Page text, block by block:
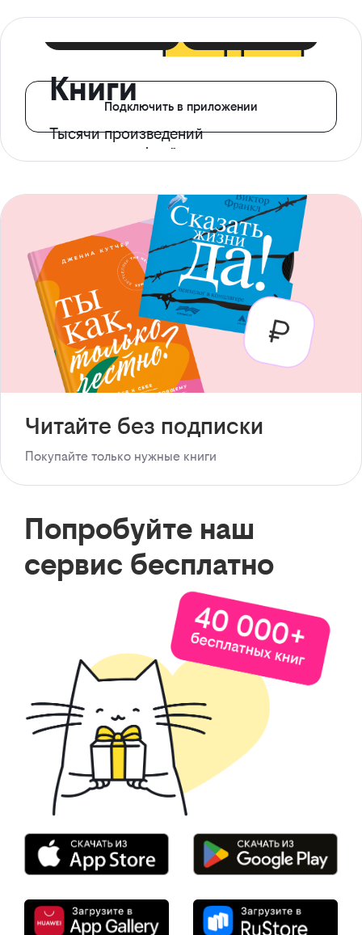
Книги
Тысячи произведений
с доступом офлайн
Подключить в приложении
Читайте без подписки
Покупайте только нужные книги
Попробуйте наш
сервис бесплатно